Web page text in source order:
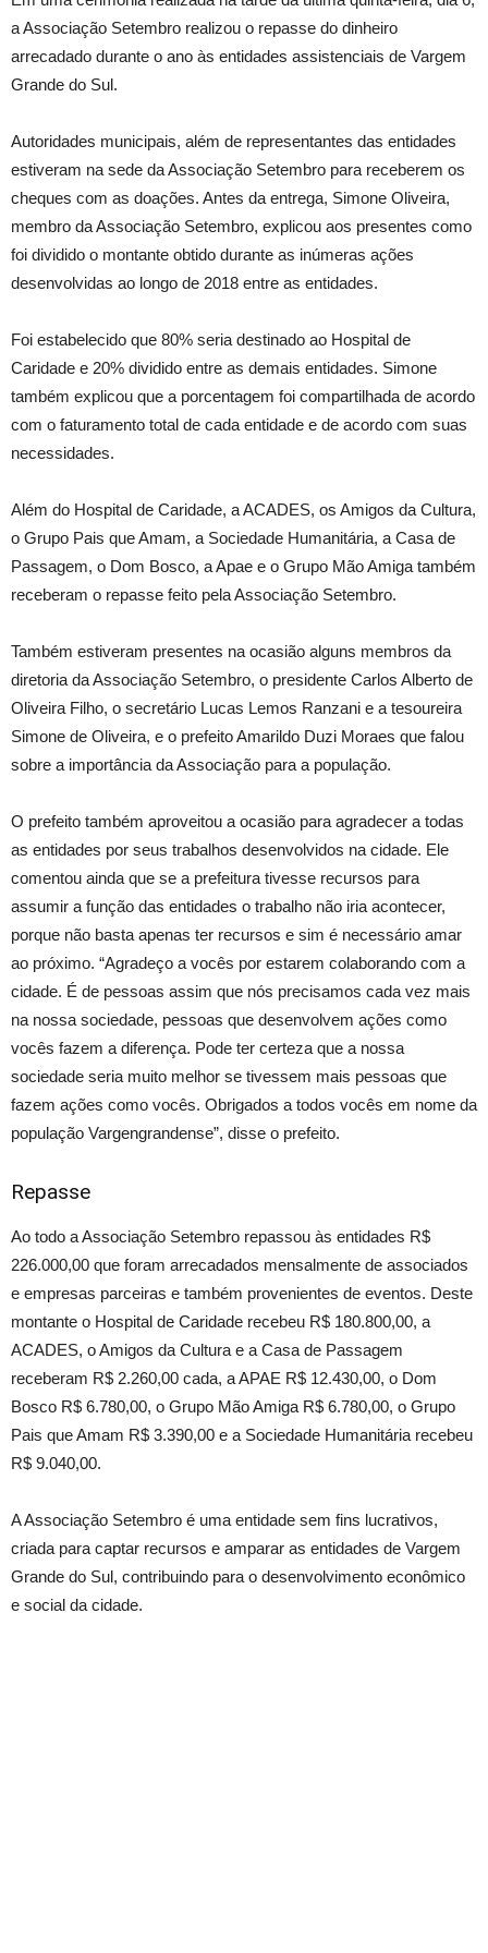
a Associação Setembro realizou o repasse do dinheiro
arrecadado durante o ano às entidades assistenciais de Vargem
Grande do Sul.
Autoridades municipais, além de representantes das entidades
estiveram na sede da Associação Setembro para receberem os
cheques com as doações. Antes da entrega, Simone Oliveira,
membro da Associação Setembro, explicou aos presentes como
foi dividido o montante obtido durante as inúmeras ações
desenvolvidas ao longo de 2018 entre as entidades.
Foi estabelecido que 80% seria destinado ao Hospital de
Caridade e 20% dividido entre as demais entidades. Simone
também explicou que a porcentagem foi compartilhada de acordo
com o faturamento total de cada entidade e de acordo com suas
necessidades.
Além do Hospital de Caridade, a ACADES, os Amigos da Cultura,
o Grupo Pais que Amam, a Sociedade Humanitária, a Casa de
Passagem, o Dom Bosco, a Apae e o Grupo Mão Amiga também
receberam o repasse feito pela Associação Setembro.
Também estiveram presentes na ocasião alguns membros da
diretoria da Associação Setembro, o presidente Carlos Alberto de
Oliveira Filho, o secretário Lucas Lemos Ranzani e a tesoureira
Simone de Oliveira, e o prefeito Amarildo Duzi Moraes que falou
sobre a importância da Associação para a população.
O prefeito também aproveitou a ocasião para agradecer a todas
as entidades por seus trabalhos desenvolvidos na cidade. Ele
comentou ainda que se a prefeitura tivesse recursos para
assumir a função das entidades o trabalho não iria acontecer,
porque não basta apenas ter recursos e sim é necessário amar
ao próximo. “Agradeço a vocês por estarem colaborando com a
cidade. É de pessoas assim que nós precisamos cada vez mais
na nossa sociedade, pessoas que desenvolvem ações como
vocês fazem a diferença. Pode ter certeza que a nossa
sociedade seria muito melhor se tivessem mais pessoas que
fazem ações como vocês. Obrigados a todos vocês em nome da
população Vargengrandense”, disse o prefeito.
Repasse
Ao todo a Associação Setembro repassou às entidades R$
226.000,00 que foram arrecadados mensalmente de associados
e empresas parceiras e também provenientes de eventos. Deste
montante o Hospital de Caridade recebeu R$ 180.800,00, a
ACADES, o Amigos da Cultura e a Casa de Passagem
receberam R$ 2.260,00 cada, a APAE R$ 12.430,00, o Dom
Bosco R$ 6.780,00, o Grupo Mão Amiga R$ 6.780,00, o Grupo
Pais que Amam R$ 3.390,00 e a Sociedade Humanitária recebeu
R$ 9.040,00.
A Associação Setembro é uma entidade sem fins lucrativos,
criada para captar recursos e amparar as entidades de Vargem
Grande do Sul, contribuindo para o desenvolvimento econômico
e social da cidade.